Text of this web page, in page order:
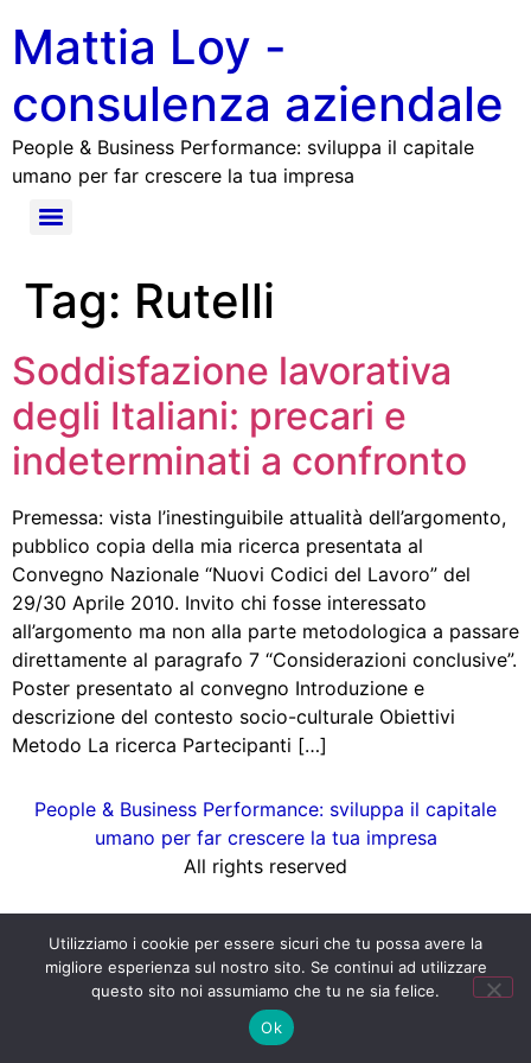
Mattia Loy -
consulenza aziendale
People & Business Performance: sviluppa il capitale
umano per far crescere la tua impresa
Tag: Rutelli
Soddisfazione lavorativa
degli Italiani: precari e
indeterminati a confronto
Premessa: vista l’inestinguibile attualità dell’argomento,
pubblico copia della mia ricerca presentata al
Convegno Nazionale “Nuovi Codici del Lavoro” del
29/30 Aprile 2010. Invito chi fosse interessato
all’argomento ma non alla parte metodologica a passare
direttamente al paragrafo 7 “Considerazioni conclusive”.
Poster presentato al convegno Introduzione e
descrizione del contesto socio-culturale Obiettivi
Metodo La ricerca Partecipanti […]
People & Business Performance: sviluppa il capitale
umano per far crescere la tua impresa
All rights reserved
Utilizziamo i cookie per essere sicuri che tu possa avere la
migliore esperienza sul nostro sito. Se continui ad utilizzare
questo sito noi assumiamo che tu ne sia felice.
Ok